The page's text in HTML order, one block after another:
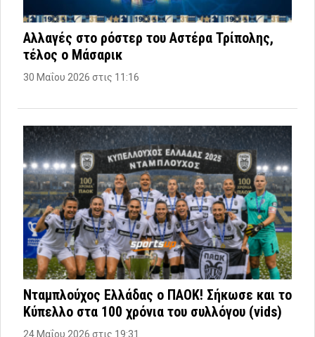
Αλλαγές στο ρόστερ του Αστέρα Τρίπολης,
τέλος ο Μάσαρικ
30 Μαΐου 2026 στις 11:16
Νταμπλούχος Ελλάδας ο ΠΑΟΚ! Σήκωσε και το
Κύπελλο στα 100 χρόνια του συλλόγου (vids)
24 Μαΐου 2026 στις 19:31